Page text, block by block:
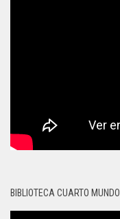
BIBLIOTECA CUARTO MUNDO